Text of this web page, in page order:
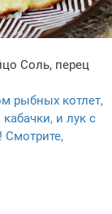
Соль, перец
рыбных котлет,
и лук с
Смотрите,